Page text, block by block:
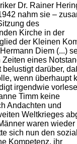
Dr. Rainer
nahm sie –
des
Kirche in der
der Kleinen
Diem (...)
eines
darüber,
wenn überhaupt
irgendwie
Timm keine
Andachten und
Weltkrieges
waren wieder
sich nun den
Kompetenz, ihr